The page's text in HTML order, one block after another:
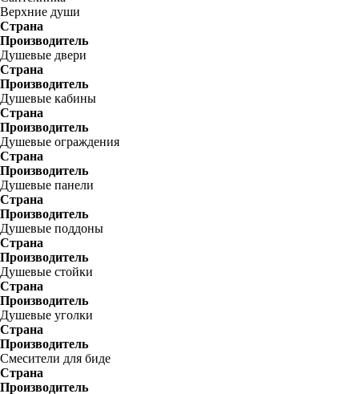
Верхние души
Страна
Производитель
Душевые двери
Страна
Производитель
Душевые кабины
Страна
Производитель
Душевые ограждения
Страна
Производитель
Душевые панели
Страна
Производитель
Душевые поддоны
Страна
Производитель
Душевые стойки
Страна
Производитель
Душевые уголки
Страна
Производитель
Смесители для биде
Страна
Производитель